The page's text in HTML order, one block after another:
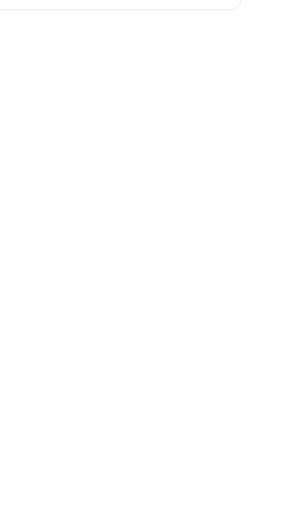
相当方便，下面为大家带来添加淘宝小助